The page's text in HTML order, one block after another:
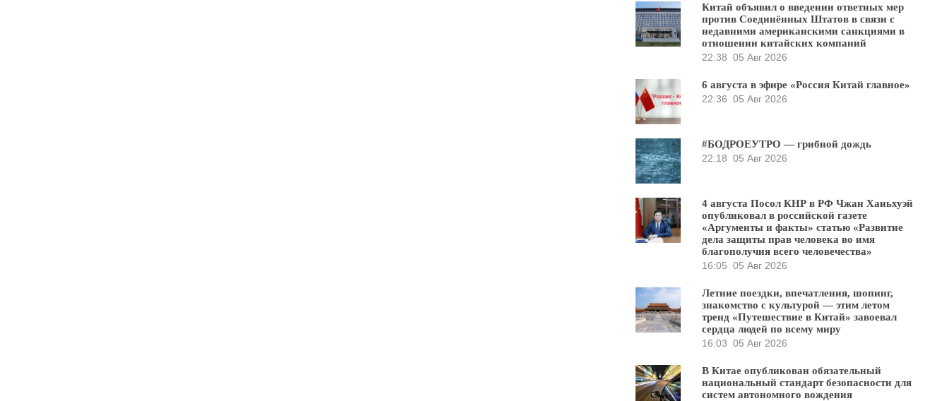
Китай объявил о введении ответных мер
против Соединённых Штатов в связи с
недавними американскими санкциями в
отношении китайских компаний
22:38 05 Авг 2026
6 августа в эфире «Россия Китай главное»
22:36 05 Авг 2026
#БОДРОЕУТРО — грибной дождь
22:18 05 Авг 2026
4 августа Посол КНР в РФ Чжан Ханьхуэй
опубликовал в российской газете
«Аргументы и факты» статью «Развитие
дела защиты прав человека во имя
благополучия всего человечества»
16:05 05 Авг 2026
Летние поездки, впечатления, шопинг,
знакомство с культурой — этим летом
тренд «Путешествие в Китай» завоевал
сердца людей по всему миру
16:03 05 Авг 2026
В Китае опубликован обязательный
национальный стандарт безопасности для
систем автономного вождения